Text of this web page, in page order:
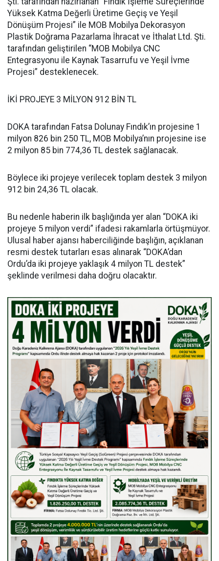
Yüksek Katma Değerli Üretime Geçiş ve Yeşil
Dönüşüm Projesi” ile MOB Mobilya Dekorasyon
Plastik Doğrama Pazarlama İhracat ve İthalat Ltd. Şti.
tarafından geliştirilen “MOB Mobilya CNC
Entegrasyonu ile Kaynak Tasarrufu ve Yeşil İvme
Projesi” desteklenecek.
İKİ PROJEYE 3 MİLYON 912 BİN TL
DOKA tarafından Fatsa Dolunay Fındık’ın projesine 1
milyon 826 bin 250 TL, MOB Mobilya’nın projesine ise
2 milyon 85 bin 774,36 TL destek sağlanacak.
Böylece iki projeye verilecek toplam destek 3 milyon
912 bin 24,36 TL olacak.
Bu nedenle haberin ilk başlığında yer alan “DOKA iki
projeye 5 milyon verdi” ifadesi rakamlarla örtüşmüyor.
Ulusal haber ajansı haberciliğinde başlığın, açıklanan
resmi destek tutarları esas alınarak “DOKA’dan
Ordu’da iki projeye yaklaşık 4 milyon TL destek”
şeklinde verilmesi daha doğru olacaktır.